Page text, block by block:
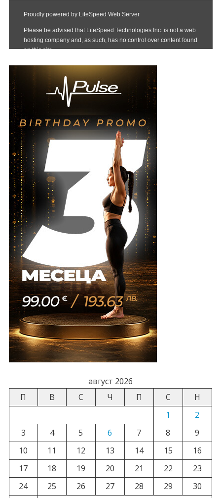
август 2026
П
В С Ч П С
Н
1
2
3
4 5 6 7 8
9
10
11 12 13 14 15
16
17
18 19 20 21 22
23
24
25 26 27 28 29
30